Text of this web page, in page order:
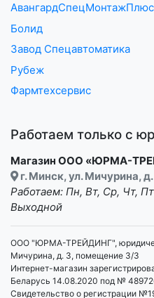
АвангардСпецМонтажПлюс
Болид
Завод Спецавтоматика
Рубеж
Фармтехсервис
Работаем только с
Магазин ООО «ЮРМА-
г. Минск, ул. Мичурина,
Работаем: Пн, Вт, Ср, Чт,
Выходной
ООО "ЮРМА-ТРЕЙДИНГ",
Мичурина, д. 3, помещение 3/3
Интернет-магазин
Беларусь 14.08.2020 под №
Свидетельство о регистрации